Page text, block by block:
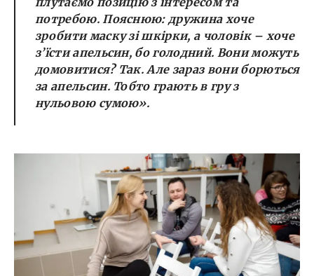
потребою. Пояснюю: дружина хоче
зробити маску зі шкірки, а чоловік – хоче
з’їсти апельсин, бо голодний. Вони можуть
домовитися? Так. Але зараз вони борються
за апельсин. Тобто грають в гру з
нульовою сумою».